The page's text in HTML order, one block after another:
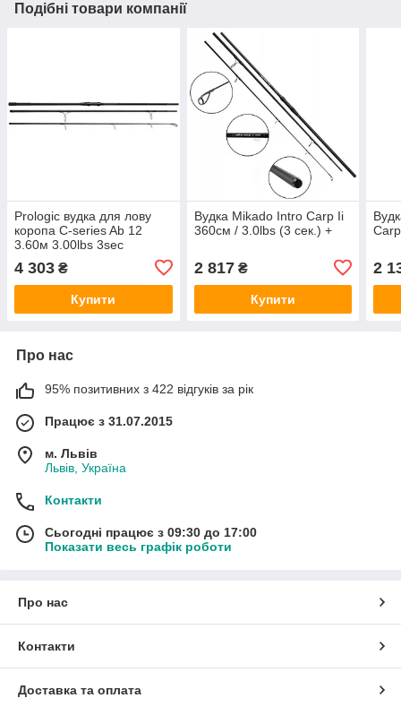
Подібні товари компанії
Prologic вудка для лову
коропа C-series Ab 12
3.60м 3.00lbs 3sec
4 303 ₴
Купити
Вудка Mikado Intro Carp Ii
360см / 3.0lbs (3 сек.) +
2 817₴
Купити
2
Про нас
95% позитивних з 422 відгуків за рік
Працює з 31.07.2015
м. Львів
Львів, Україна
Контакти
Сьогодні працює з 09:30 до 17:00
Показати весь графік роботи
Про нас
Контакти
Доставка та оплата